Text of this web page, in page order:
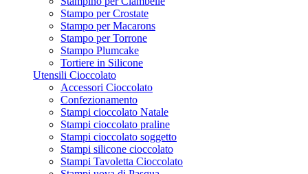
Stampo per Crostate
Stampo per Macarons
Stampo per Torrone
Stampo Plumcake
Tortiere in Silicone
Utensili Cioccolato
Accessori Cioccolato
Confezionamento
Stampi cioccolato Natale
Stampi cioccolato praline
Stampi cioccolato soggetto
Stampi silicone cioccolato
Stampi Tavoletta Cioccolato